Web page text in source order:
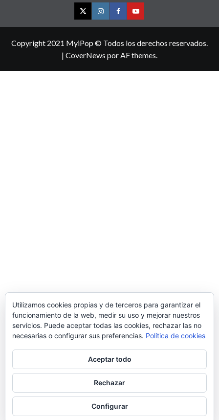
TwitterInstagramFacebookYouTube
Copyright 2021 MyiPop © Todos los derechos reservados.
| CoverNews por AF themes.
Utilizamos cookies propias y de terceros para garantizar el
funcionamiento de la web, medir su uso y mejorar nuestros
servicios. Puede aceptar todas las cookies, rechazar las no
necesarias o configurar sus preferencias. Política de cookies
Aceptar todo
Rechazar
Configurar